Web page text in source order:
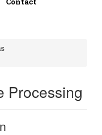
Processing